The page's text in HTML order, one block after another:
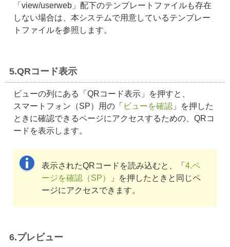
「view/userweb」配下のテンプレートファイルも存在
しない場合は、本システムで用意しているテンプレー
トファイルを参照します。
5.QRコード表示
ビューの列にある「QRコード表示」を押すと、
スマートフォン（SP）用の「 ビューを確認 」を押した
ときに確認できるページにアクセスするための、QRコ
ードを表示します。
表示されたQRコードを読み込むと、「 4.ペ
ージを確認（SP）
」を押したときと同じペ
ージにアクセスできます。
6.プレビュー